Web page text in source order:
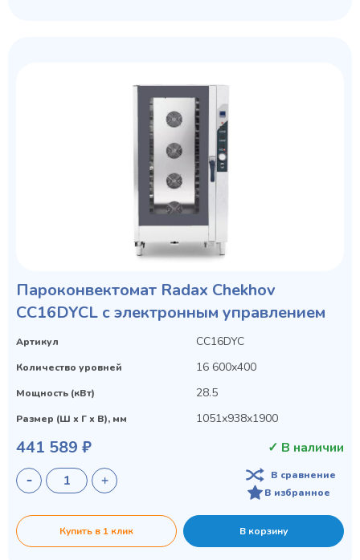
Пароконвектомат Radax Chekhov
CC16DYCL с электронным управлением
Артикул CC16DYC
Количество уровней 16 600х400
Мощность (кВт) 28.5
Размер (Ш х Г х В), мм 1051х938х1900
441 589 ₽ ✓ В наличии
В сравнение
В избранное
Купить в 1 клик В корзину